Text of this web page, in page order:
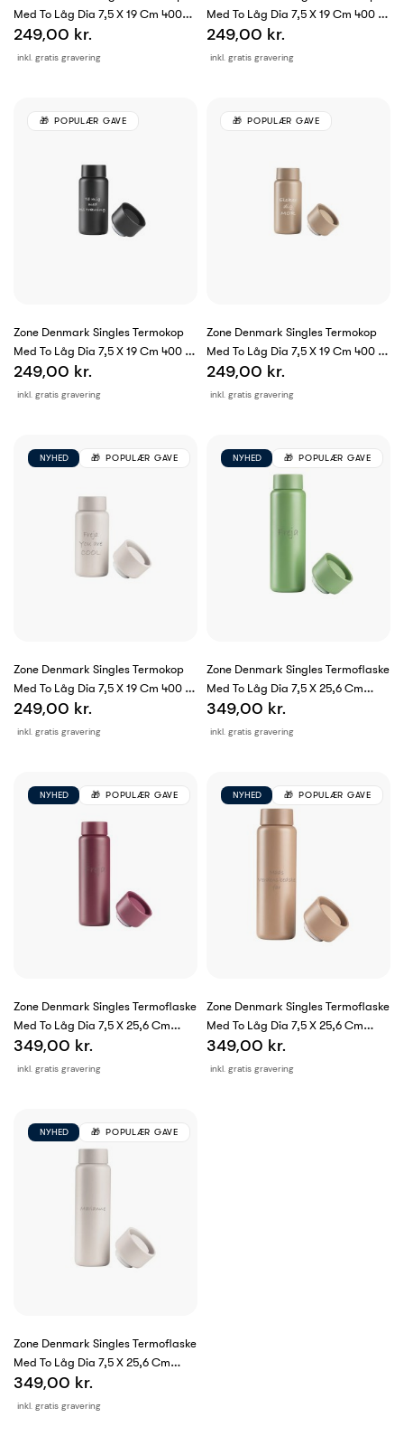
Med To Låg Dia 7,5 X 19 Cm 400
Ml...
inkl. gratis gravering
249,00 kr.
Med To Låg Dia 7,5 X 19 Cm 400 Ml
Apple
inkl. gratis gravering
249,00 kr.
Zone Denmark Singles Termokop
Med To Låg Dia 7,5 X 19 Cm 400 Ml
Black
inkl. gratis gravering
249,00 kr.
POPULÆR GAVE
Zone Denmark Singles Termokop
Med To Låg Dia 7,5 X 19 Cm 400 Ml
Camel
inkl. gratis gravering
249,00 kr.
POPULÆR GAVE
Zone Denmark Singles Termokop
Med To Låg Dia 7,5 X 19 Cm 400 Ml
Creme
inkl. gratis gravering
249,00 kr.
NYHED POPULÆR GAVE
Zone Denmark Singles Termoflaske
Med To Låg Dia 7,5 X 25,6 Cm
650...
inkl. gratis gravering
349,00 kr.
NYHED POPULÆR GAVE
Zone Denmark Singles Termoflaske
Med To Låg Dia 7,5 X 25,6 Cm
650...
inkl. gratis gravering
349,00 kr.
NYHED POPULÆR GAVE
Zone Denmark Singles Termoflaske
Med To Låg Dia 7,5 X 25,6 Cm
650...
inkl. gratis gravering
349,00 kr.
NYHED POPULÆR GAVE
Zone Denmark Singles Termoflaske
Med To Låg Dia 7,5 X 25,6 Cm
650...
inkl. gratis gravering
349,00 kr.
NYHED POPULÆR GAVE